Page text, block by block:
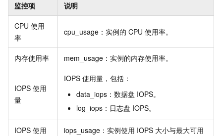
监控项 说明
CPU 使用
率
cpu_usage：实例的 CPU 使用率。
内存使用率 mem_usage：实例的内存使用率。
IOPS 使用
量
IOPS 使用量，包括：
data_iops：数据盘 IOPS。
log_iops：日志盘 IOPS。
IOPS 使用
iops_usage：实例使用 IOPS 大小与最大可用